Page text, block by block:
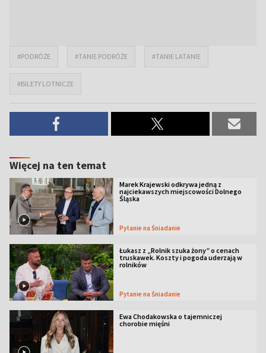
#PODRÓŻE #TANIE PODRÓŻE #TANIE LATANIE
#BILETY LOTNICZE
Więcej na ten temat
Marek Krajewski odkrywa jedną z
najciekawszych miejscowości Dolnego
Śląska
Pytanie na Śniadanie
Łukasz z „Rolnik szuka żony” o cenach
truskawek. Koszty i pogoda uderzają w
rolników
Pytanie na Śniadanie
Ewa Chodakowska o tajemniczej
chorobie mięśni